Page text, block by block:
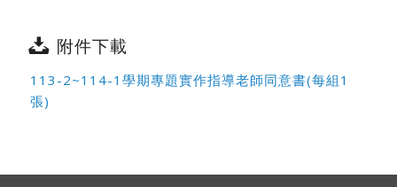
附件下載
113-2~114-1學期專題實作指導老師同意書(每組1
張)